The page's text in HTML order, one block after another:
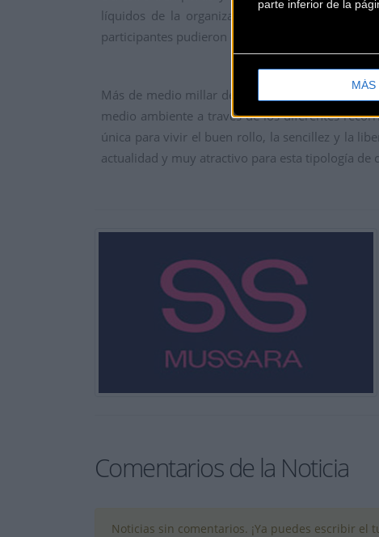
parte inferior de la
MÁS
líquidos de la organización Una manera de
participantes pudieron disfrutar del
Más de medio millar de participantes han
medio ambiente a través de los diferentes
única para vivir el buen rollo, la sencillez y la
actualidad y muy atractivo para esta tipología de
Comentarios de la Noticia
Noticias sin comentarios. ¡Ya puedes escribir el